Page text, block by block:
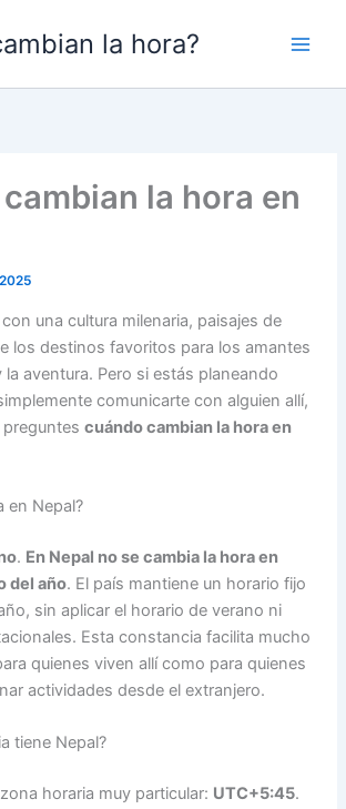
la hora?
la hora en
una cultura milenaria, paisajes de
los destinos favoritos para los amantes
aventura. Pero si estás planeando
comunicarte con alguien allí,
preguntescuándo cambian la hora en
en Nepal?
. En Nepal no se cambia la hora en
del año. El país mantiene un horario fijo
sin aplicar el horario de verano ni
Esta constancia facilita mucho
quienes viven allí como para quienes
actividades desde el extranjero.
tiene Nepal?
horaria muy particular: UTC+5:45.